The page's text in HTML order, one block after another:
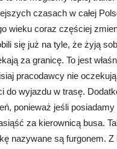
czasach w całej
wieku coraz częściej
się już na tyle, że żyją
za granicę. To jest
pracodawcy nie
do wyjazdu w trasę.
ponieważ jeśli
za kierownicą busa.
nazywane są furgonem.